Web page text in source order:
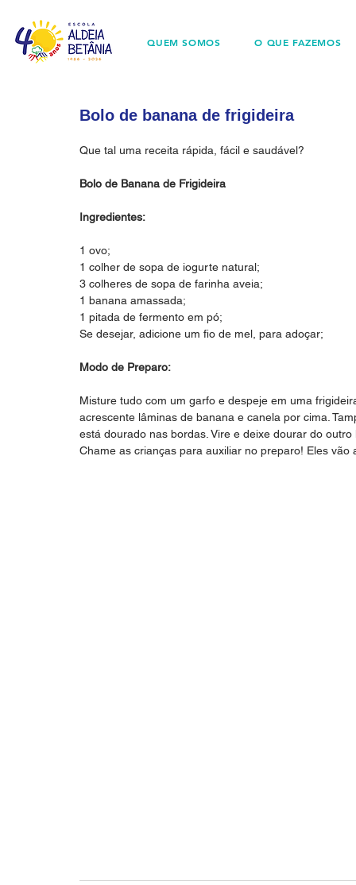
QUEM SOMOS O QUE FAZEMOS
Bolo de banana de frigideira
Que tal uma receita rápida, fácil e saudável?
Bolo de Banana de Frigideira
Ingredientes:
1 ovo;
1 colher de sopa de iogurte natural;
3 colheres de sopa de farinha aveia;
1 banana amassada;
1 pitada de fermento em pó;
Se desejar, adicione um fio de mel, para adoçar;
Modo de Preparo:
Misture tudo com um garfo e despeje em uma
acrescente lâminas de banana e canela por cima.
está dourado nas bordas. Vire e deixe dourar do outro
Chame as crianças para auxiliar no preparo! Eles vão